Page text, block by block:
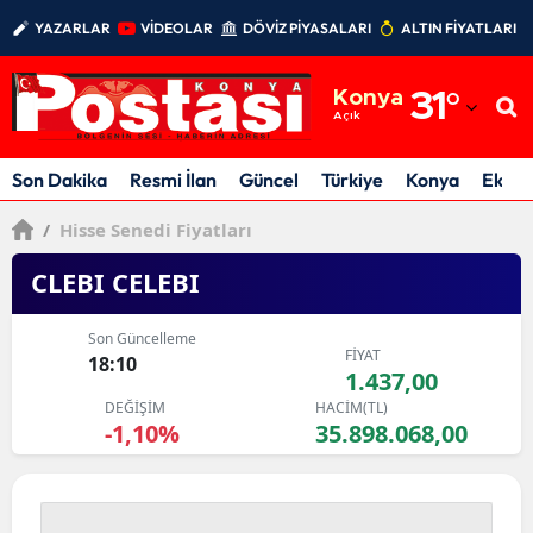
YAZARLAR VİDEOLAR DÖVİZ PİYASALARI ALTIN FİYATLARI
Konya
Açık 31°
Adıyaman
Afyonkarahisar
Ankara
Antalya
Artvin
Aydın
Balıkesir
Son Dakika Resmi İlan Güncel Türkiye Konya
/ Hisse Senedi Fiyatları
CLEBI CELEBI
Son Güncelleme
18:10 FİYAT
1.437,00
DEĞİŞİM
-1,10%
HACİM(TL)
35.898.068,00